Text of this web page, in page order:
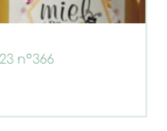
n°366